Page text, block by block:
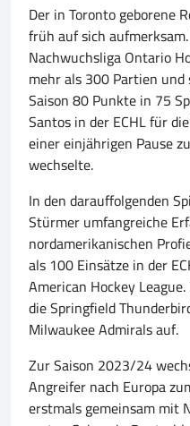
Der in Toronto geborene
früh auf sich
Nachwuchsliga Ontario
mehr als 300 Partien
Saison 80 Punkte in 75
Santos in der ECHL für
einer einjährigen Pause
wechselte.
In den darauffolgenden
Stürmer umfangreiche
nordamerikanischen
als 100 Einsätze in der
American Hockey
die Springfield
Milwaukee Admirals auf.
Zur Saison 2023/24
Angreifer nach Europa
erstmals gemeinsam mit